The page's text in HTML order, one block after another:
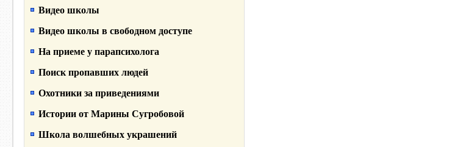
Видео школы
Видео школы в свободном доступе
На приеме у парапсихолога
Поиск пропавших людей
Охотники за приведениями
Истории от Марины Сугробовой
Школа волшебных украшений